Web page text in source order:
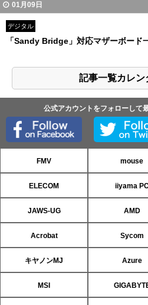
01月09日
デジタル
「Sandy Bridge」対応マザーボード
記事一覧カレン
公式アカウントをフォローして
FMV mouse
ELECOM iiyama
JAWS-UG AMD
Acrobat Sycom
キヤノンMJ Azure
MSI